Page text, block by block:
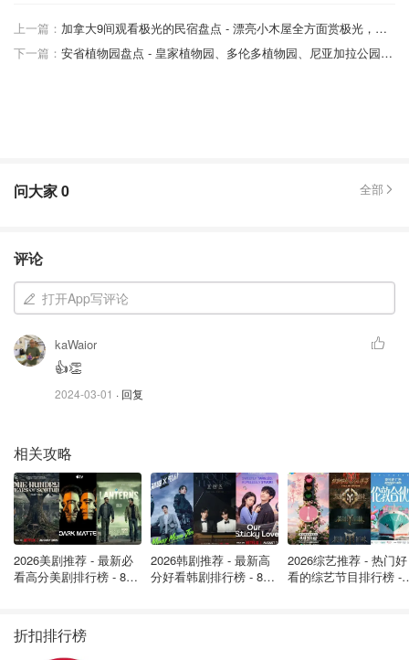
父母做翻译，还要自己驾驭新文化。
情。每当听到电话铃声响起，我的心就会怦怦直跳；我会写
译。他们一边问我听不懂的问题，我一边翻译，一边问妈妈
给我讲的问题。我很担心翻译错误，而且我可以看出电话那
头的人很恼火他们在和一个孩子说话。这让我非常沮丧，尽
管在这些对话中我尽力让自己听起来成熟而专业。
到我 16 岁时，父母每天都要靠我为他们翻译。这一方面是
为了方便，另一方面也是因为他们对我的语言能力比他们自
驾照和护照、购买汽车保险、翻译签证条款成了我的日常工
作。作为一名青少年，我有时会怨恨他们不像我朋友的家庭
那样自给自足。我想做一个普通的孩子，不用担心父母的安
危。但在台湾，老一辈人认为孩子应该把家庭的需要放在自
己的需要之上，而这正是我觉得父母对我的期望。
工作。我经常很晚才回家，这时父母就会让我帮他们翻译：
上一篇：
加拿大9间观看极光的民宿盘点 - 漂亮小木屋全方面赏极光，最便宜仅$181！
下一篇：
安省植物园盘点 - 皇家植物园、多伦多植物园、尼亚加拉公园植物园等！
问大家0 全部
评论
打开App写评论
kaWaior
👍👏
2024-03-01 · 回复
相关攻略
2026美剧推荐 - 最新必
看高分美剧排行榜 - 8月
2026韩剧推荐 - 最新高
分好看韩剧排行榜 - 8月
2026综艺推荐 - 热门好
看的综艺节目排行榜 -
折扣排行榜